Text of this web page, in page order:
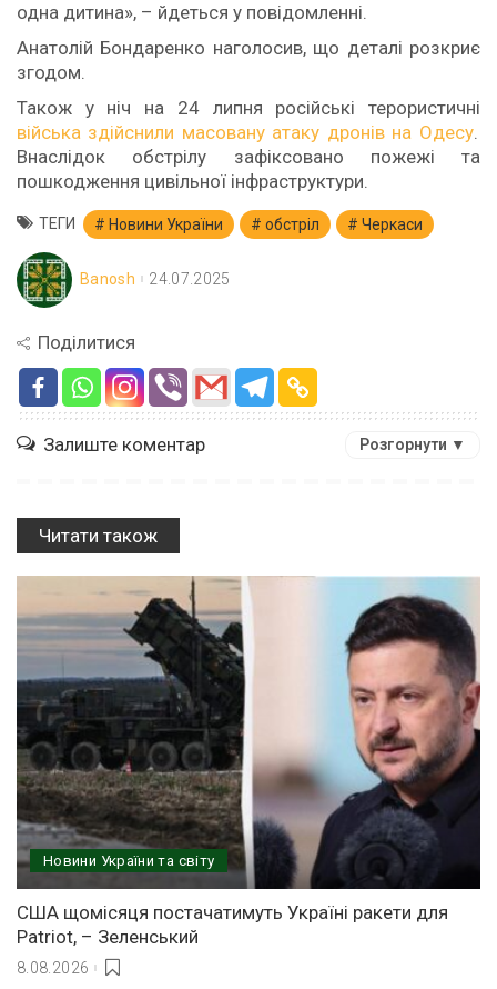
одна дитина», – йдеться у повідомленні.
Анатолій Бондаренко наголосив, що деталі розкриє
згодом.
Також у ніч на 24 липня російські терористичні
війська здійснили масовану атаку дронів на Одесу.
Внаслідок обстрілу зафіксовано пожежі та
пошкодження цивільної інфраструктури.
ТЕГИ Новини України обстріл Черкаси
Banosh 24.07.2025
Поділитися
Залиште коментар Розгорнути ▼
Читати також
Новини України та світу
США щомісяця постачатимуть Україні ракети для
Patriot, – Зеленський
8.08.2026